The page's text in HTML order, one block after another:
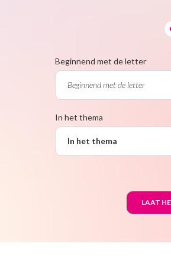
Beginnend met de letter
In het thema
In het thema